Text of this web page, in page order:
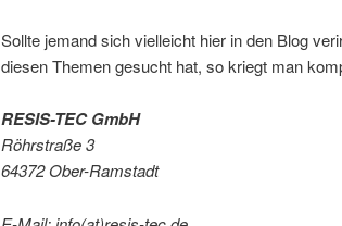
Sollte jemand sich vielleicht hier in den Blog
diesen Themen gesucht hat, so kriegt man
RESIS-TEC GmbH
Röhrstraße 3
64372 Ober-Ramstadt